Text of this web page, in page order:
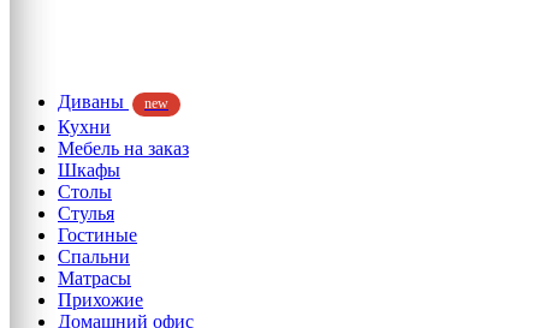
Диваны new
Кухни
Мебель на заказ
Шкафы
Столы
Стулья
Гостиные
Спальни
Матрасы
Прихожие
Домашний офис